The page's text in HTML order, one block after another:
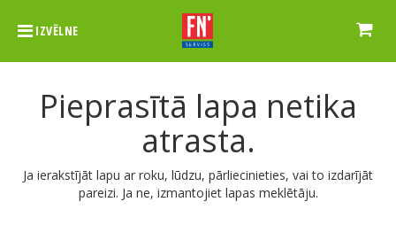
IZVĒLNE
Pieprasītā lapa netika
atrasta.
Ja ierakstījāt lapu ar roku, lūdzu, pārliecinieties, vai to izdarījāt
pareizi. Ja ne, izmantojiet lapas meklētāju.